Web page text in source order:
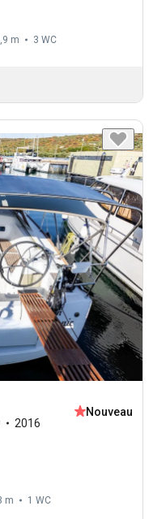
m 3 WC
2016
Nouveau
m 1 WC